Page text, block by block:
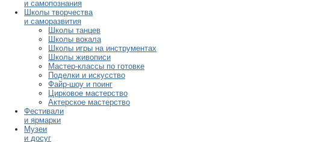
и самопознания
Школы творчества
и саморазвития
Школы танцев
Школы вокала
Школы игры на инструментах
Школы живописи
Мастер-классы по готовке
Поделки и искусство
Файр-шоу и поинг
Цирковое мастерство
Актерское мастерство
Фестивали
и ярмарки
Музеи
и досуг